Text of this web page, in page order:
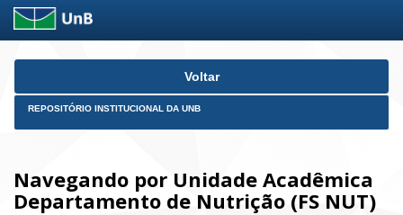
Skip
Voltar
REPOSITÓRIO INSTITUCIONAL DA UNB
Navegando por Unidade Acadêmica
Departamento de Nutrição (FS NUT)